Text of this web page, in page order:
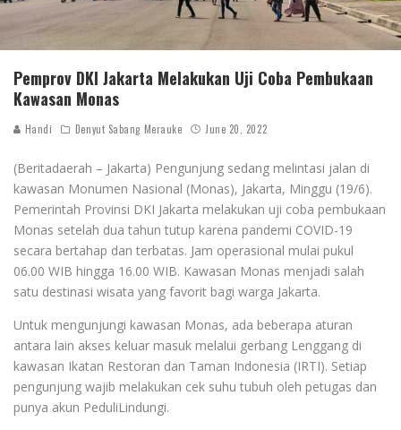
Pemprov DKI Jakarta Melakukan Uji Coba Pembukaan
Kawasan Monas
Handi Denyut Sabang Merauke June 20, 2022
(Beritadaerah – Jakarta) Pengunjung sedang melintasi jalan di
kawasan Monumen Nasional (Monas), Jakarta, Minggu (19/6).
Pemerintah Provinsi DKI Jakarta melakukan uji coba pembukaan
Monas setelah dua tahun tutup karena pandemi COVID-19
secara bertahap dan terbatas. Jam operasional mulai pukul
06.00 WIB hingga 16.00 WIB. Kawasan Monas menjadi salah
satu destinasi wisata yang favorit bagi warga Jakarta.
Untuk mengunjungi kawasan Monas, ada beberapa aturan
antara lain akses keluar masuk melalui gerbang Lenggang di
kawasan Ikatan Restoran dan Taman Indonesia (IRTI). Setiap
pengunjung wajib melakukan cek suhu tubuh oleh petugas dan
punya akun PeduliLindungi.